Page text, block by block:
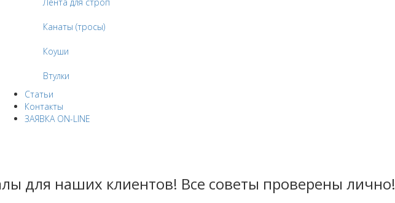
Канаты (тросы)
Коуши
Втулки
Статьи
Контакты
ЗАЯВКА ON-LINE
для наших клиентов! Все советы проверены лично!